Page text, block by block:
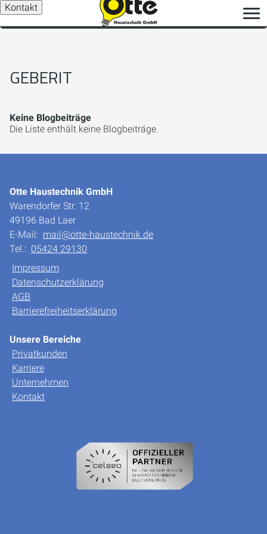
Kontakt
GEBERIT
Keine Blogbeiträge
Die Liste enthält keine Blogbeiträge.
Otte Haustechnik GmbH
Warendorfer Str. 12
49196 Bad Laer
E-Mail: mail@otte-haustechnik.de
Tel.: 05424 29130
Impressum
Datenschutzerklärung
AGB
Barrierefreiheitserklärung
Unsere Bereiche
Privatkunden
Karriere
Unternehmen
Kontakt